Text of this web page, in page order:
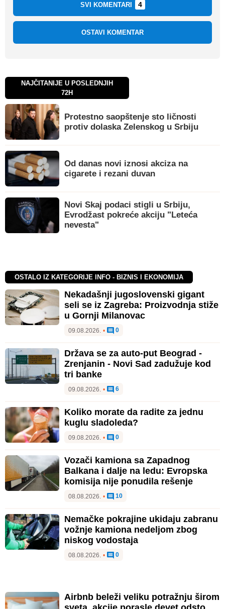
SVI KOMENTARI 4
OSTAVI KOMENTAR
NAJČITANIJE U POSLEDNJIH
72H
Protestno saopštenje sto ličnosti
protiv dolaska Zelenskog u Srbiju
Od danas novi iznosi akciza na
cigarete i rezani duvan
Novi Skaj podaci stigli u Srbiju,
Evrodžast pokreće akciju "Leteća
nevesta"
OSTALO IZ KATEGORIJE INFO - BIZNIS I EKONOMIJA
Nekadašnji jugoslovenski gigant
seli se iz Zagreba: Proizvodnja stiže
u Gornji Milanovac
09.08.2026. • 0
Država se za auto-put Beograd -
Zrenjanin - Novi Sad zadužuje kod
tri banke
09.08.2026. • 6
Koliko morate da radite za jednu
kuglu sladoleda?
09.08.2026. • 0
Vozači kamiona sa Zapadnog
Balkana i dalje na ledu: Evropska
komisija nije ponudila rešenje
08.08.2026. • 10
Nemačke pokrajine ukidaju zabranu
vožnje kamiona nedeljom zbog
niskog vodostaja
08.08.2026. • 0
Airbnb beleži veliku potražnju širom